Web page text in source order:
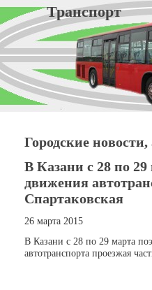
Городские
В Казани с 28 по
движения
Спартаковская
26 марта 2015
В Казани с 28 по 29 марта
автотранспорта проезжая